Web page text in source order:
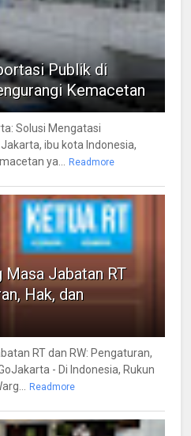
Publik di
Kemacetan
Solusi Mengatasi
ibu kota Indonesia,
ya... Readmore
Masa Jabatan RT
Hak, dan
RT dan RW: Pengaturan,
- Di Indonesia, Rukun
Readmore